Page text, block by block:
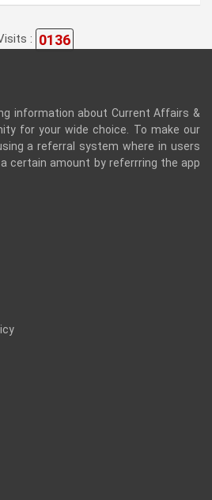
: 0136
information about Current Affairs &
for your wide choice. To make our
a referral system where in users
certain amount by referrring the app